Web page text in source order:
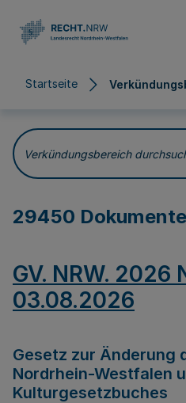
Startseite
Verkündungsbereich durchsuchen
29450 Dokumente
GV. NRW. 2026
03.08.2026
Gesetz zur Änderung
Nordrhein-Westfalen
Kulturgesetzbuches